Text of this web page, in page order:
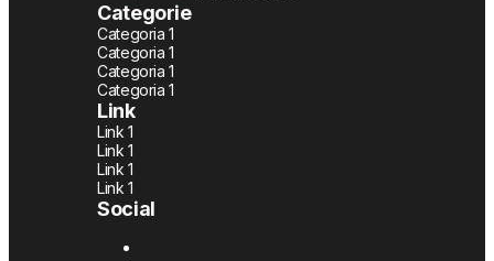
Categorie
Categoria 1
Categoria 1
Categoria 1
Categoria 1
Link
Link 1
Link 1
Link 1
Link 1
Social